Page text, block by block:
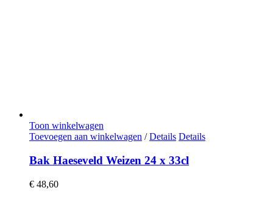
Toon winkelwagen
Toevoegen aan winkelwagen / Details Details
Bak Haeseveld Weizen 24 x 33cl
€ 48,60